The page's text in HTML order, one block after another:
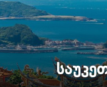
ᲡᲐᲣᲙᲔᲗᲔᲡᲝ